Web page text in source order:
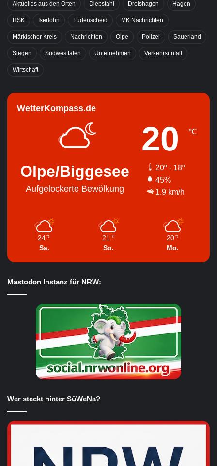
Aktuelles aus den Orten Diebstahl Drolshagen Hagen
HSK Iserlohn Lüdenscheid MK Nachrichten
Märkischer Kreis Nachrichten Olpe Polizei Sauerland
Siegen Südwestfalen Unternehmen Verkehrsunfall
Wirtschaft
WetterKompass.de
Olpe/Biggesee
Aufgelockerte Bewölkung
20 ℃
20º - 18º
45%
1.9 km/h
24 ℃
Sa.
21 ℃
So.
20 ℃
Mo.
Mastodon Instanz für NRW:
Wer steckt hinter SüWeNa?